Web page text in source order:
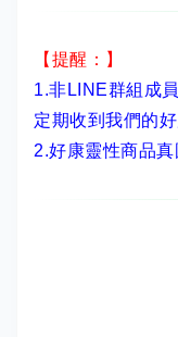
【提醒：】
1.非LINE群組成員
定期收到我們的
2.好康靈性商品